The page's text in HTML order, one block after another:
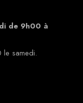
de 9h00 à
le samedi.